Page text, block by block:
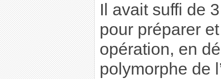
Il avait suffi de
pour préparer
opération, en
polymorphe de